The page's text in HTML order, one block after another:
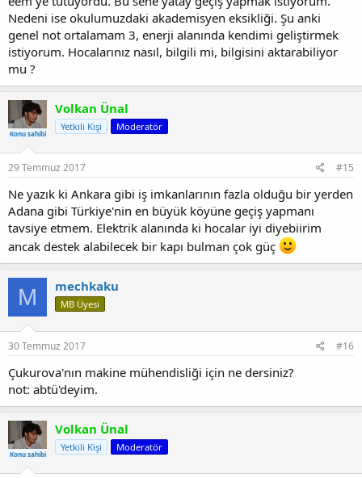
Nedeni ise okulumuzdaki akademisyen eksikliği. Şu anki
genel not ortalamam 3, enerji alanında kendimi geliştirmek
istiyorum. Hocalarınız nasıl, bilgili mi, bilgisini aktarabiliyor
mu ?
Konu sahibi
Volkan Ünal
Yetkili Kişi Moderatör
29 Temmuz 2017 #15
Ne yazık ki Ankara gibi iş imkanlarının fazla olduğu bir yerden
Adana gibi Türkiye'nin en büyük köyüne geçiş yapmanı
tavsiye etmem. Elektrik alanında ki hocalar iyi diyebiirim
ancak destek alabilecek bir kapı bulman çok güç
M mechkaku
MB Üyesi
30 Temmuz 2017 #16
Çukurova'nın makine mühendisliği için ne dersiniz?
not: abtü'deyim.
Konu sahibi
Volkan Ünal
Yetkili Kişi Moderatör